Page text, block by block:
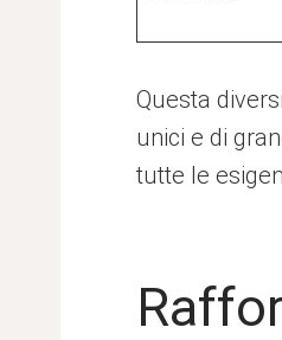
Questa
unici e di
tutte le